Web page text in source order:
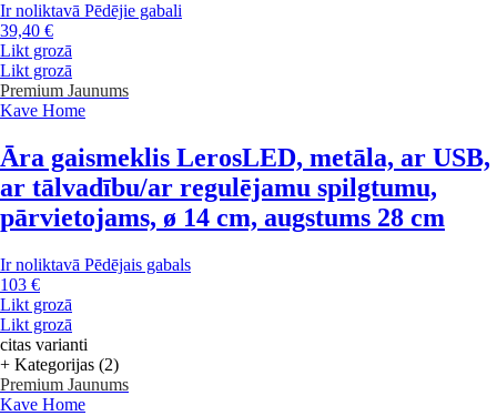
Ir noliktavā Pēdējie gabali
39,40 €
Likt grozā
Likt grozā
Premium Jaunums
Kave Home
Āra gaismeklis LerosLED, metāla, ar USB,
ar tālvadību/ar regulējamu spilgtumu,
pārvietojams, ø 14 cm, augstums 28 cm
Ir noliktavā Pēdējais gabals
103 €
Likt grozā
Likt grozā
citas varianti
+ Kategorijas (2)
Premium Jaunums
Kave Home